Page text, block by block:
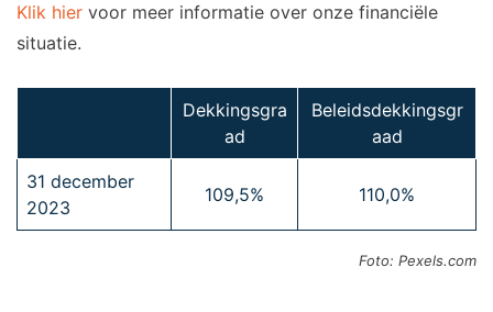
Klik hier voor meer informatie over onze financiële
situatie.
Dekkingsgra
ad
Beleidsdekkingsgr
aad
31 december
2023
109,5% 110,0%
Foto: Pexels.com